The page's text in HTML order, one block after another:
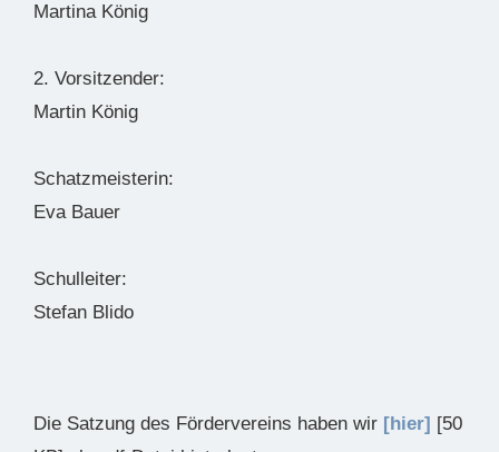
Martina König
2. Vorsitzender:
Martin König
Schatzmeisterin:
Eva Bauer
Schulleiter:
Stefan Blido
Die Satzung des Fördervereins haben wir [hier] [50